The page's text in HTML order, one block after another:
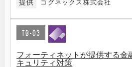
提供 コグネックス株式会社
TB-03
フォーティネットが提供する金
キュリティ対策